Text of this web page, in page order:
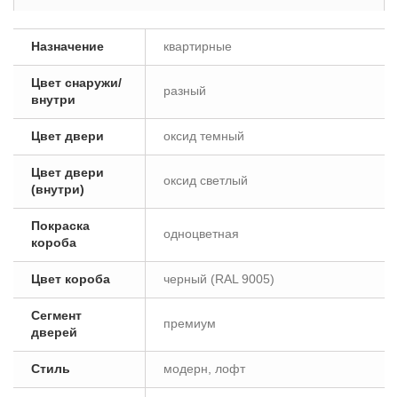
Назначение квартирные
Цвет снаружи/
внутри
разный
Цвет двери оксид темный
Цвет двери
(внутри)
оксид светлый
Покраска
короба
одноцветная
Цвет короба черный (RAL 9005)
Сегмент
дверей
премиум
Стиль модерн, лофт